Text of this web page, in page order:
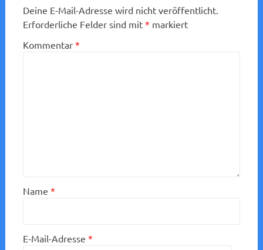
Deine E-Mail-Adresse wird nicht veröffentlicht.
Erforderliche Felder sind mit * markiert
Kommentar *
Name *
E-Mail-Adresse *